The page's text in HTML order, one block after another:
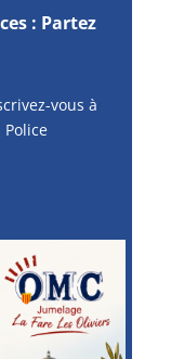
: Partez
vous à
Police